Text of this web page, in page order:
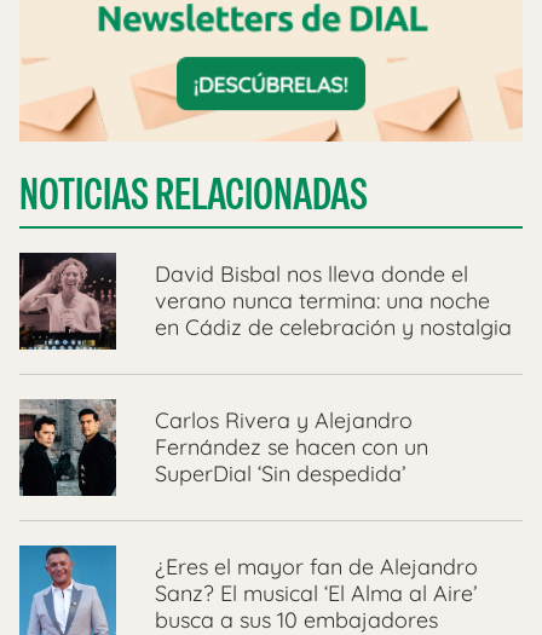
NOTICIAS RELACIONADAS
David Bisbal nos lleva donde el
verano nunca termina: una noche
en Cádiz de celebración y nostalgia
Carlos Rivera y Alejandro
Fernández se hacen con un
SuperDial ‘Sin despedida’
¿Eres el mayor fan de Alejandro
Sanz? El musical ‘El Alma al Aire’
busca a sus 10 embajadores